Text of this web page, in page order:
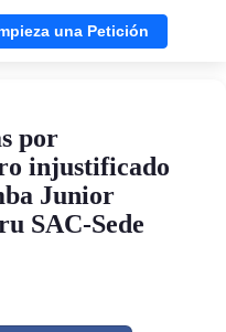
una Petición
por
injustificado
Junior
SAC-Sede